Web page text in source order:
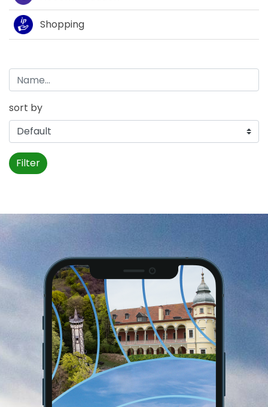
Shopping
sort by
Filter